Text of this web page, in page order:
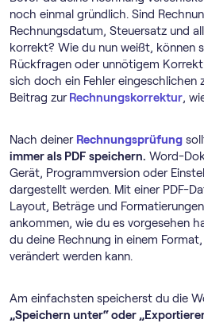
noch einmal gründlich. Sind
Rechnungsdatum, Steuersatz und
korrekt? Wie du nun weißt, können
Rückfragen oder unnötigem
sich doch ein Fehler eingeschlichen
Beitrag zur Rechnungskorrektur,
Nach deiner Rechnungsprüfung
immer als PDF speichern. Word-
Gerät, Programmversion oder
dargestellt werden. Mit einer PDF-
Layout, Beträge und
ankommen, wie du es vorgesehen
du deine Rechnung in einem
verändert werden kann.
Am einfachsten speicherst du die
„Speichern unter“ oder